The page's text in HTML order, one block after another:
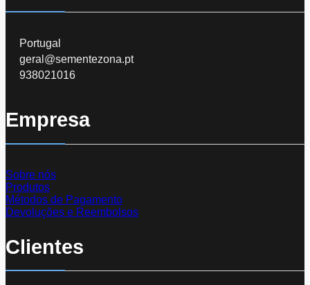
Portugal
geral@sementezona.pt
938021016
Empresa
Sobre nós
Produtos
Métodos de Pagamento
Devoluções e Reembolsos
Clientes